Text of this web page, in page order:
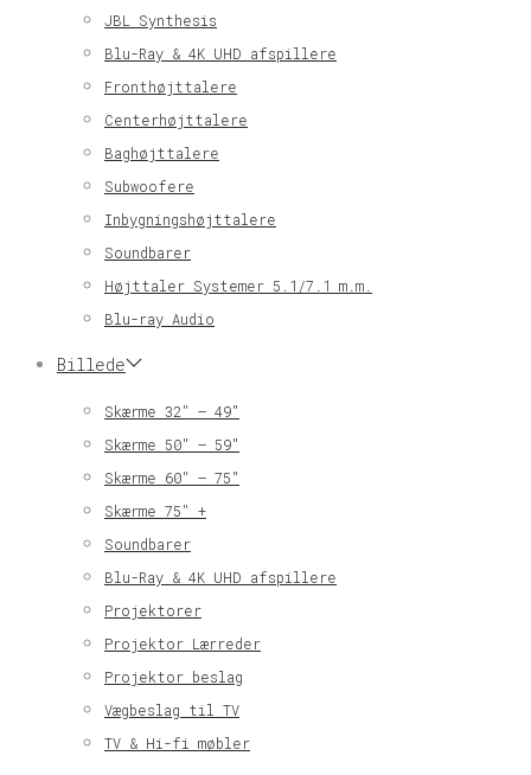
JBL Synthesis
Blu-Ray & 4K UHD afspillere
Fronthøjttalere
Centerhøjttalere
Baghøjttalere
Subwoofere
Inbygningshøjttalere
Soundbarer
Højttaler Systemer 5.1/7.1 m.m.
Blu-ray Audio
Billede
Skærme 32″ – 49″
Skærme 50″ – 59″
Skærme 60″ – 75″
Skærme 75″ +
Soundbarer
Blu-Ray & 4K UHD afspillere
Projektorer
Projektor Lærreder
Projektor beslag
Vægbeslag til TV
TV & Hi-fi møbler